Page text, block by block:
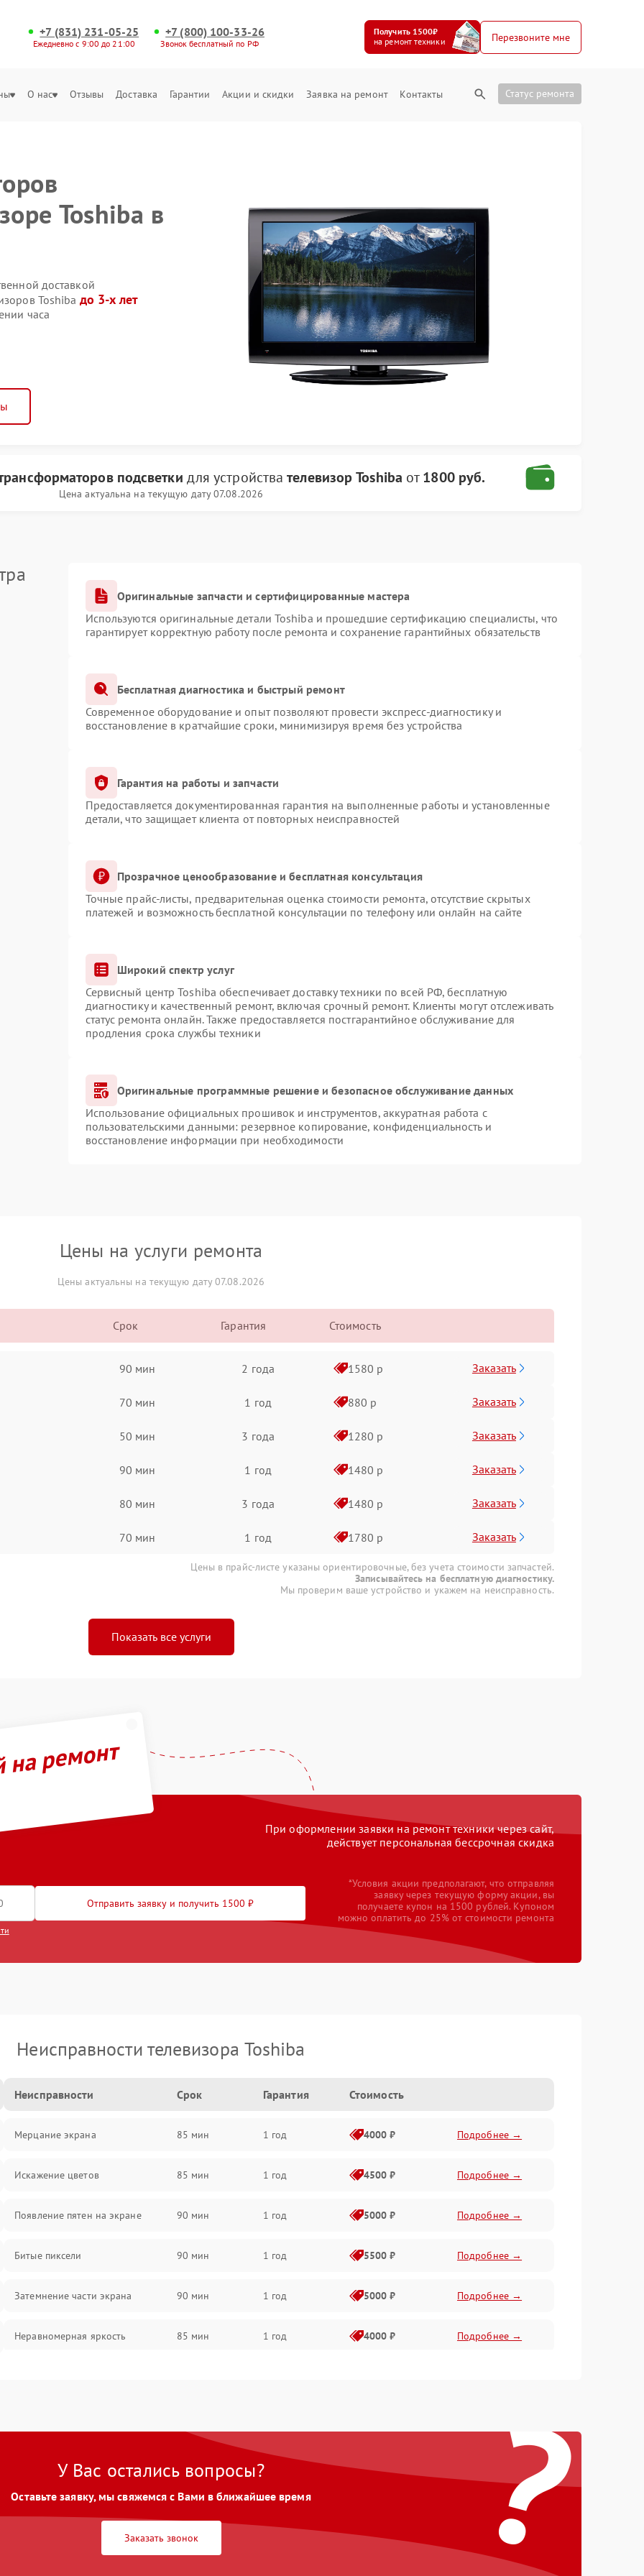
+7 (831) 231-05-25
Ежедневно с 9:00 до 21:00
+7 (800) 100-33-26
Звонок бесплатный по РФ
Получить 1500₽
на ремонт техники
Перезвоните мне
О нас Отзывы Доставка Гарантии Акции и скидки Заявка на ремонт Контакты Статус ремонта
Toshiba в
доставкой
Toshiba до 3-х лет
часа
подсветки для устройствателевизор Toshiba от1800 руб.
Цена актуальна на текущую дату 07.08.2026
Оригинальные запчасти и сертифицированные мастера
Используются оригинальные детали Toshiba и прошедшие сертификацию специалисты, что
гарантирует корректную работу после ремонта и сохранение гарантийных обязательств
Бесплатная диагностика и быстрый ремонт
Современное оборудование и опыт позволяют провести экспресс-диагностику и
восстановление в кратчайшие сроки, минимизируя время без устройства
Гарантия на работы и запчасти
Предоставляется документированная гарантия на выполненные работы и установленные
детали, что защищает клиента от повторных неисправностей
Прозрачное ценообразование и бесплатная консультация
Точные прайс-листы, предварительная оценка стоимости ремонта, отсутствие скрытых
платежей и возможность бесплатной консультации по телефону или онлайн на сайте
Широкий спектр услуг
Сервисный центр Toshiba обеспечивает доставку техники по всей РФ, бесплатную
диагностику и качественный ремонт, включая срочный ремонт. Клиенты могут отслеживать
статус ремонта онлайн. Также предоставляется постгарантийное обслуживание для
продления срока службы техники
Оригинальные программные решение и безопасное обслуживание данных
Использование официальных прошивок и инструментов, аккуратная работа с
пользовательскими данными: резервное копирование, конфиденциальность и
восстановление информации при необходимости
Цены на услуги ремонта
Цены актуальны на текущую дату 07.08.2026
Срок Гарантия Стоимость
90 мин 2 года 1580 р Заказать
70 мин 1 год 880 р Заказать
50 мин 3 года 1280 р Заказать
90 мин 1 год 1480 р Заказать
80 мин 3 года 1480 р Заказать
70 мин 1 год 1780 р Заказать
Цены в прайс-листе указаны ориентировочные, без учета стоимости запчастей.
Записывайтесь на бесплатную диагностику.
Мы проверим ваше устройство и укажем на неисправность.
Показать все услуги
ремонт
При оформлении заявки на ремонт техники через сайт,
действует персональная бессрочная скидка
Отправить заявку и получить 1500 ₽
*Условия акции предполагают, что отправляя
заявку через текущую форму акции, вы
получаете купон на 1500 рублей. Купоном
можно оплатить до 25% от стоимости ремонта
Неисправности телевизора Toshiba
Неисправности Срок Гарантия Стоимость
Мерцание экрана 85 мин 1 год 4000 ₽ Подробнее →
Искажение цветов 85 мин 1 год 4500 ₽ Подробнее →
Появление пятен на экране 90 мин 1 год 5000 ₽ Подробнее →
Битые пиксели 90 мин 1 год 5500 ₽ Подробнее →
Затемнение части экрана 90 мин 1 год 5000 ₽ Подробнее →
Неравномерная яркость 85 мин 1 год 4000 ₽ Подробнее →
?
У Вас остались вопросы?
Оставьте заявку, мы свяжемся с Вами в ближайшее время
Заказать звонок